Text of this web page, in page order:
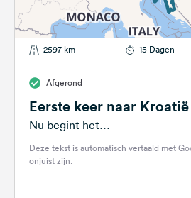
2597 km 15 Dagen
Afgerond
Eerste keer naar Kroatië
Nu begint het…
Deze tekst is automatisch vertaald met
onjuist zijn.